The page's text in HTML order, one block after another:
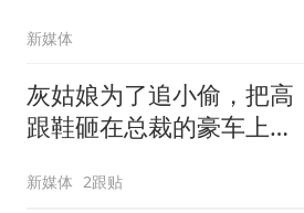
新媒体
灰姑娘为了追小偷，把高
跟鞋砸在总裁的豪车上，
新媒体 2跟贴